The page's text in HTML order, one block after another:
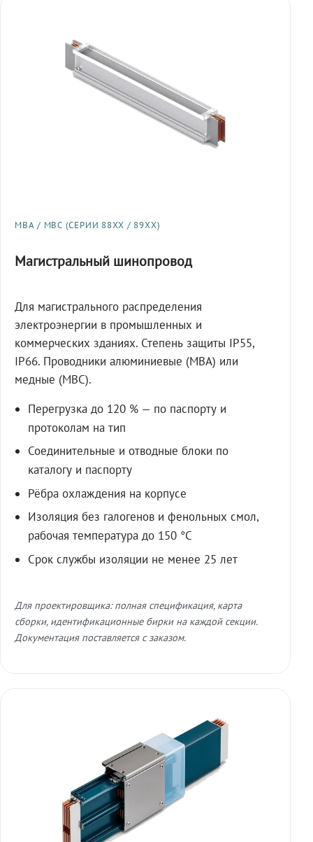
МВА / МВС (СЕРИИ 88XX / 89XX)
Магистральный шинопровод
Для магистрального распределения
электроэнергии в промышленных и
коммерческих зданиях. Степень защиты IP55,
IP66. Проводники алюминиевые (МВА) или
медные (МВС).
Перегрузка до 120 % — по паспорту и
протоколам на тип
Соединительные и отводные блоки по
каталогу и паспорту
Рёбра охлаждения на корпусе
Изоляция без галогенов и фенольных смол,
рабочая температура до 150 °C
Срок службы изоляции не менее 25 лет
Для проектировщика: полная спецификация, карта
сборки, идентификационные бирки на каждой секции.
Документация поставляется с заказом.